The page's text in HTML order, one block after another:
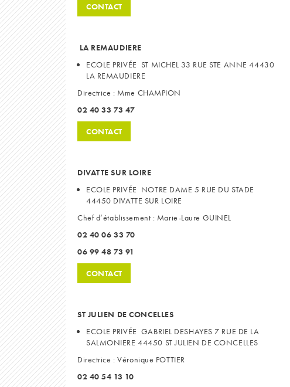
CONTACT
LA REMAUDIERE
ECOLE PRIVÉE ST MICHEL 33 RUE STE ANNE 44430
LA REMAUDIERE
Directrice : Mme CHAMPION
02 40 33 73 47
CONTACT
DIVATTE SUR LOIRE
ECOLE PRIVÉE NOTRE DAME 5 RUE DU STADE
44450 DIVATTE SUR LOIRE
Chef d’établissement : Marie-Laure GUINEL
02 40 06 33 70
06 99 48 73 91
CONTACT
ST JULIEN DE CONCELLES
ECOLE PRIVÉE GABRIEL DESHAYES 7 RUE DE LA
SALMONIERE 44450 ST JULIEN DE CONCELLES
Directrice : Véronique POTTIER
02 40 54 13 10